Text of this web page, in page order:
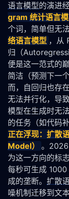
语言模型的演进
gram 统计语言
个词，简单但无
络语言模型 ，从
归（
便是这一范式的
简洁（预测下一
而，自回归也存在
无法并行化，导
模型在生成时无
的任务（如代码
正在浮现： 扩散
Model） 。
为这一方向的标
每秒可生成 1000
成的垄断。 扩散
噪机制迁移到文